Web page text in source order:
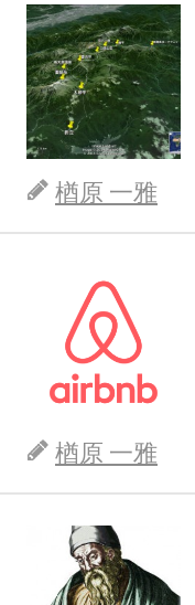
楢原 一雅
楢原 一雅